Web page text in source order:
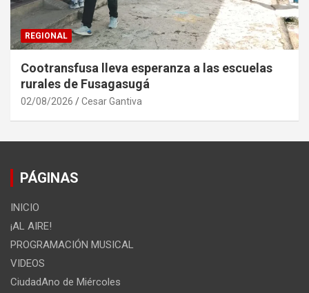
REGIONAL
Cootransfusa lleva esperanza a las escuelas
rurales de Fusagasugá
02/08/2026 Cesar Gantiva
PÁGINAS
INICIO
¡AL AIRE!
PROGRAMACIÓN MUSICAL
VIDEOS
CiudadAno de Miércoles